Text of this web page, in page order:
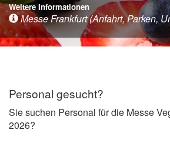
Weitere Informationen
Messe Frankfurt (Anfahrt, Parken,
Personal gesucht?
Sie suchen Personal für die Messe
2026?